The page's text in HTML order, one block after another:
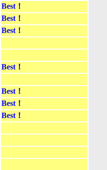
Best！
Best！
Best！
Best！
Best！
Best！
Best！